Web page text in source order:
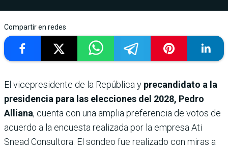
Compartir en redes
El vicepresidente de la República y precandidato a la
presidencia para las elecciones del 2028, Pedro
Alliana, cuenta con una amplia preferencia de votos de
acuerdo a la encuesta realizada por la empresa Ati
Snead Consultora. El sondeo fue realizado con miras a